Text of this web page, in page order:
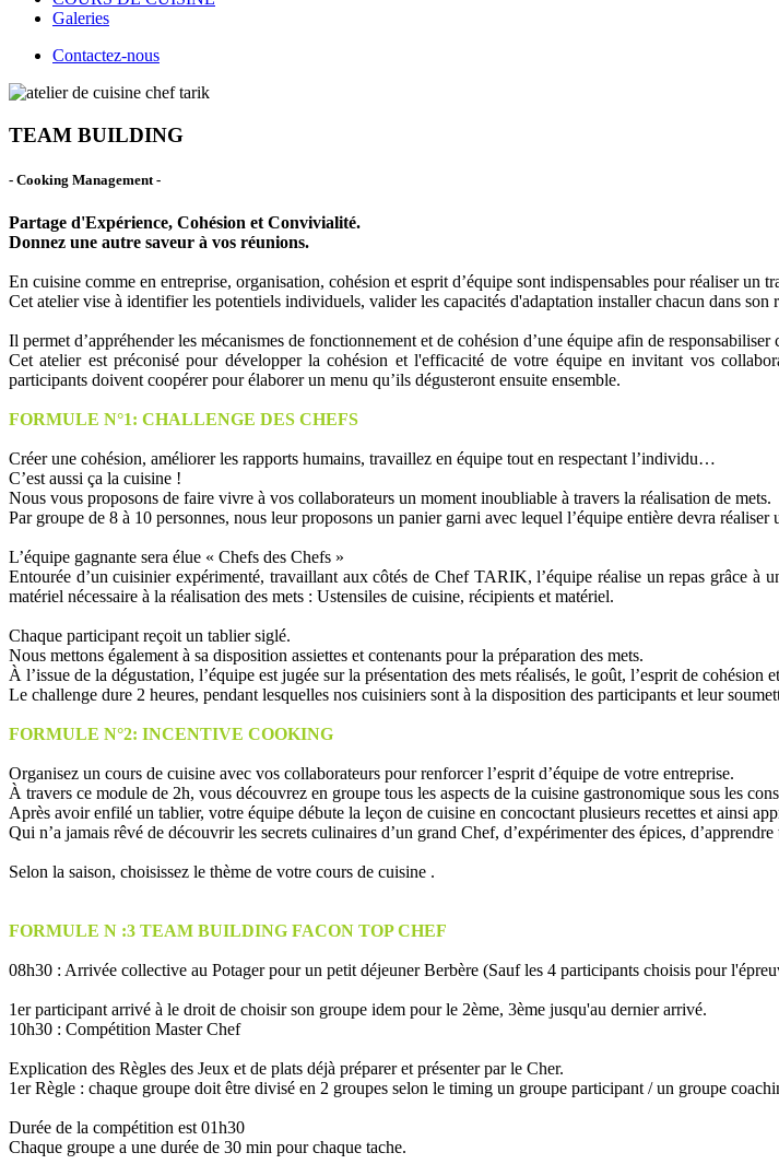
Galeries
Contactez-nous
TEAM BUILDING
- Cooking Management -
Partage d'Expérience, Cohésion et Convivialité.
Donnez une autre saveur à vos réunions.
En cuisine comme en entreprise, organisation, cohésion et esprit d’équipe sont indispensables pour réaliser un
Cet atelier vise à identifier les potentiels individuels, valider les capacités d'adaptation installer chacun dans son
Il permet d’appréhender les mécanismes de fonctionnement et de cohésion d’une équipe afin de
Cet atelier est préconisé pour développer la cohésion et l'efficacité de votre équipe en invitant vos
participants doivent coopérer pour élaborer un menu qu’ils dégusteront ensuite ensemble.
FORMULE N°1: CHALLENGE DES CHEFS
Créer une cohésion, améliorer les rapports humains, travaillez en équipe tout en respectant l’individu…
C’est aussi ça la cuisine !
Nous vous proposons de faire vivre à vos collaborateurs un moment inoubliable à travers la réalisation de mets.
Par groupe de 8 à 10 personnes, nous leur proposons un panier garni avec lequel l’équipe entière devra réaliser
L’équipe gagnante sera élue « Chefs des Chefs »
Entourée d’un cuisinier expérimenté, travaillant aux côtés de Chef TARIK, l’équipe réalise un repas grâce
matériel nécessaire à la réalisation des mets : Ustensiles de cuisine, récipients et matériel.
Chaque participant reçoit un tablier siglé.
Nous mettons également à sa disposition assiettes et contenants pour la préparation des mets.
À l’issue de la dégustation, l’équipe est jugée sur la présentation des mets réalisés, le goût, l’esprit de cohésion
Le challenge dure 2 heures, pendant lesquelles nos cuisiniers sont à la disposition des participants et leur
FORMULE N°2: INCENTIVE COOKING
Organisez un cours de cuisine avec vos collaborateurs pour renforcer l’esprit d’équipe de votre entreprise.
À travers ce module de 2h, vous découvrez en groupe tous les aspects de la cuisine gastronomique sous les
Après avoir enfilé un tablier, votre équipe débute la leçon de cuisine en concoctant plusieurs recettes et ainsi
Qui n’a jamais rêvé de découvrir les secrets culinaires d’un grand Chef, d’expérimenter des épices,
Selon la saison, choisissez le thème de votre cours de cuisine .
FORMULE N :3 TEAM BUILDING FACON TOP CHEF
08h30 : Arrivée collective au Potager pour un petit déjeuner Berbère (Sauf les 4 participants choisis pour
1er participant arrivé à le droit de choisir son groupe idem pour le 2ème, 3ème jusqu'au dernier arrivé.
10h30 : Compétition Master Chef
Explication des Règles des Jeux et de plats déjà préparer et présenter par le Cher.
1er Règle : chaque groupe doit être divisé en 2 groupes selon le timing un groupe participant / un groupe
Durée de la compétition est 01h30
Chaque groupe a une durée de 30 min pour chaque tache.